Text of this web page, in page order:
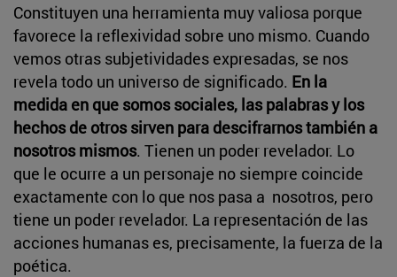
Constituyen una herramienta muy valiosa porque
favorece la reflexividad sobre uno mismo. Cuando
vemos otras subjetividades expresadas, se nos
revela todo un universo de significado. En la
medida en que somos sociales, las palabras y los
hechos de otros sirven para descifrarnos también a
nosotros mismos. Tienen un poder revelador. Lo
que le ocurre a un personaje no siempre coincide
exactamente con lo que nos pasa a nosotros, pero
tiene un poder revelador. La representación de las
acciones humanas es, precisamente, la fuerza de la
poética.